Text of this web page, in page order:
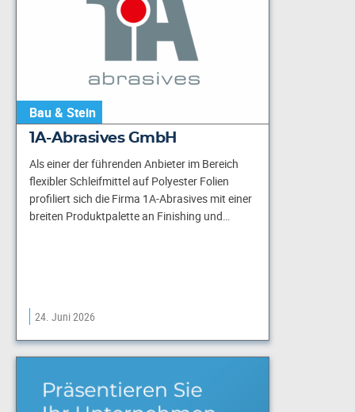
Bau & Stein
1A-Abrasives GmbH
Als einer der führenden Anbieter im Bereich
flexibler Schleifmittel auf Polyester Folien
profiliert sich die Firma 1A-Abrasives mit einer
breiten Produktpalette an Finishing und…
24. Juni 2026